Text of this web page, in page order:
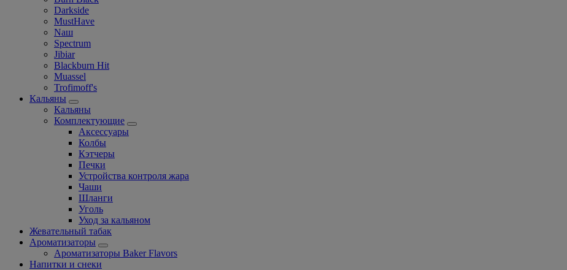
Darkside
MustHave
Nаш
Spectrum
Jibiar
Blackburn Hit
Muassel
Trofimoff's
Кальяны
Кальяны
Комплектующие
Аксессуары
Колбы
Кэтчеры
Печки
Устройства контроля жара
Чаши
Шланги
Уголь
Уход за кальяном
Жевательный табак
Ароматизаторы
Ароматизаторы Baker Flavors
Напитки и снеки